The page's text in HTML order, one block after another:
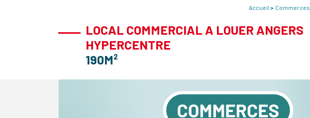
Accueil Commerces
LOCAL COMMERCIAL A LOUER ANGERS
HYPERCENTRE
190M²